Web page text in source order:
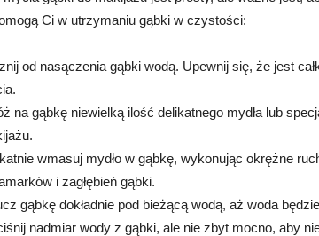
Ci w utrzymaniu gąbki w czystości:
od nasączenia gąbki wodą. Upewnij się, że jest
na gąbkę niewielką ilość delikatnego mydła lub
wmasuj mydło w gąbkę, wykonując okrężne
i zagłębień gąbki.
gąbkę dokładnie pod bieżącą wodą, aż woda
nadmiar wody z gąbki, ale nie zbyt mocno, aby